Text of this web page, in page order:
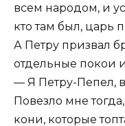
всем народом, и
кто там был, царь
А Петру призвал
отдельные покои
— Я Петру-Пепел,
Повезло мне
кони, которые